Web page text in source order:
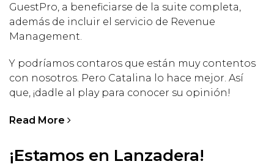
GuestPro, a beneficiarse de la suite completa,
además de incluir el servicio de Revenue
Management.
Y podríamos contaros que están muy contentos
con nosotros. Pero Catalina lo hace mejor. Así
que, ¡dadle al play para conocer su opinión!
Read More
¡Estamos en Lanzadera!